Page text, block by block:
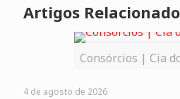
Artigos
Consórcios | Cia
4 de agosto de 2026